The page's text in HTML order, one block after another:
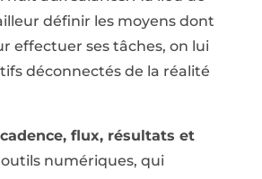
définir les moyens dont
effectuer ses tâches, on lui
déconnectés de la réalité
flux, résultats et
outils numériques, qui